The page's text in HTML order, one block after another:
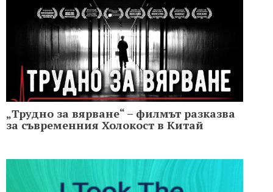
„Трудно за вярване“ – филмът разказва
за съвременния Холoкост в Китай